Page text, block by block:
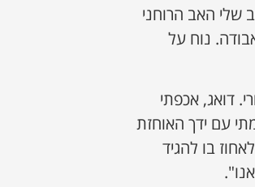
שלי האב הרוחני
נוח על
דואג, אכפתי
עם ידך האוחזת
בו להגיד